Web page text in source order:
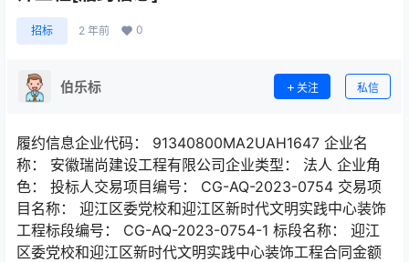
招标 2 年前 0
伯乐标 关注 私信
履约信息企业代码： 91340800MA2UAH1647 企业名
称： 安徽瑞尚建设工程有限公司企业类型： 法人 企业角
色： 投标人交易项目编号： CG-AQ-2023-0754 交易项
目名称： 迎江区委党校和迎江区新时代文明实践中心装饰
工程标段编号： CG-AQ-2023-0754-1 标段名称： 迎江
区委党校和迎江区新时代文明实践中心装饰工程合同金额